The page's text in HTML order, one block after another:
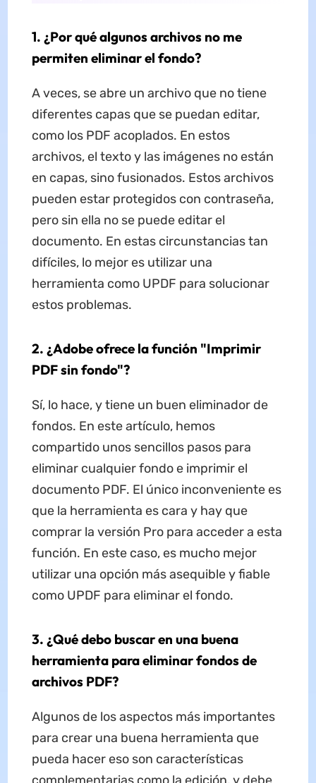
1. ¿Por qué algunos archivos no me
permiten eliminar el fondo?
A veces, se abre un archivo que no tiene
diferentes capas que se puedan editar,
como los PDF acoplados. En estos
archivos, el texto y las imágenes no están
en capas, sino fusionados. Estos archivos
pueden estar protegidos con contraseña,
pero sin ella no se puede editar el
documento. En estas circunstancias tan
difíciles, lo mejor es utilizar una
herramienta como UPDF para solucionar
estos problemas.
2. ¿Adobe ofrece la función "Imprimir
PDF sin fondo"?
Sí, lo hace, y tiene un buen eliminador de
fondos. En este artículo, hemos
compartido unos sencillos pasos para
eliminar cualquier fondo e imprimir el
documento PDF. El único inconveniente es
que la herramienta es cara y hay que
comprar la versión Pro para acceder a esta
función. En este caso, es mucho mejor
utilizar una opción más asequible y fiable
como UPDF para eliminar el fondo.
3. ¿Qué debo buscar en una buena
herramienta para eliminar fondos de
archivos PDF?
Algunos de los aspectos más importantes
para crear una buena herramienta que
pueda hacer eso son características